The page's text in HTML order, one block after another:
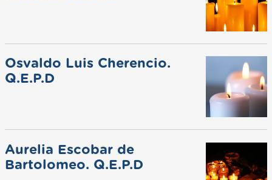
Osvaldo Luis Cherencio.
Q.E.P.D
Aurelia Escobar de
Bartolomeo. Q.E.P.D